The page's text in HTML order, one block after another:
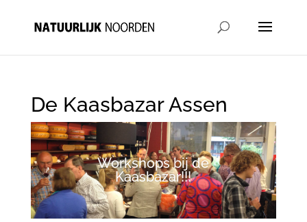
De Kaasbazar Assen
Workshops bij de
Kaasbazar!!!